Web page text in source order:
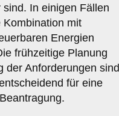
sind. In einigen Fällen
Kombination mit
Energien
frühzeitige Planung
der Anforderungen sind
für eine